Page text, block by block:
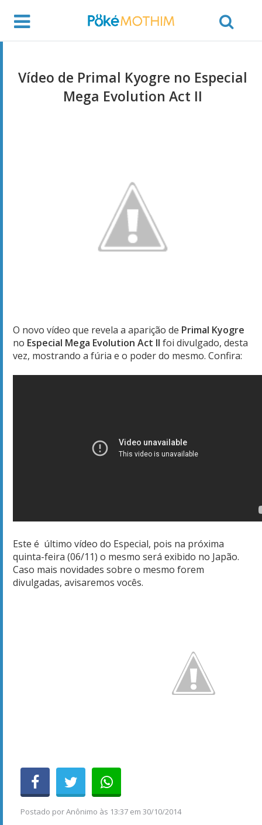
Vídeo de Primal Kyogre no Especial
Mega Evolution Act II
O novo vídeo que revela a aparição de Primal Kyogre
no Especial Mega Evolution Act II foi divulgado, desta
vez, mostrando a fúria e o poder do mesmo. Confira:
Este é último vídeo do Especial, pois na próxima
quinta-feira (06/11) o mesmo será exibido no Japão.
Caso mais novidades sobre o mesmo forem
divulgadas, avisaremos vocês.
Postado porAnônimo às 13:37 em 30/10/2014